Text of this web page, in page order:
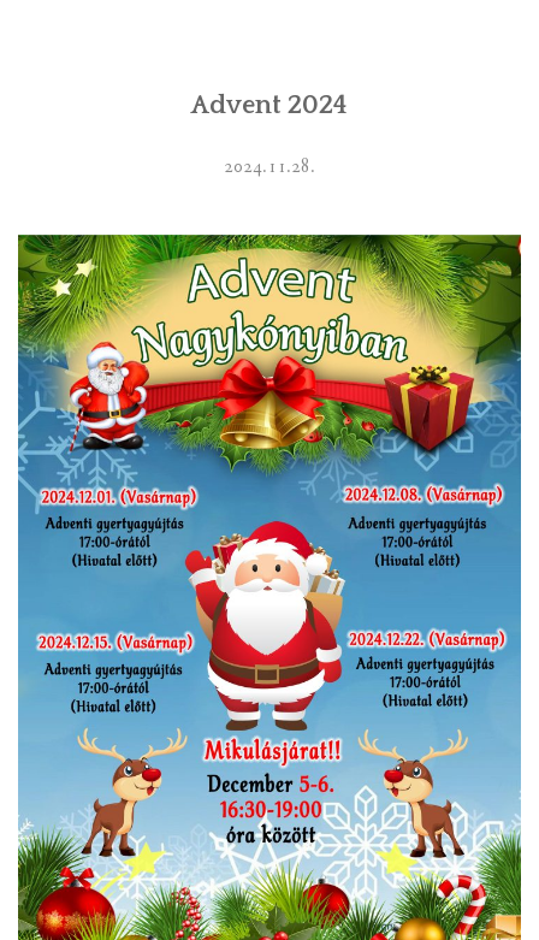
LETÖLTHETŐ NYOMTATVÁNYOK
VÁLASZTÁS 2026
TELEPÜLÉSIKÉPVISELŐI VAGYONNYILATKOZATOK – 2026.
ÉV
ROMA NEMZETISÉGI ÖNKORMÁNYZATI KÉPVISELŐK
VAGYONNYILATKOZATA – 2026. ÉV
Advent 2024
2024.11.28.